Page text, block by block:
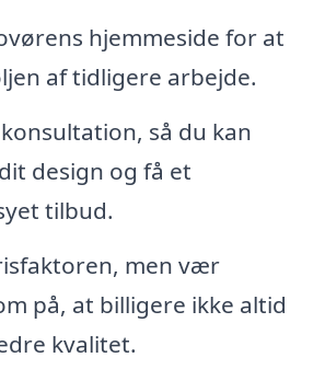
hjemmeside for at
af tidligere arbejde.
så du kan
design og få et
tilbud.
men vær
på, at billigere ikke altid
kvalitet.